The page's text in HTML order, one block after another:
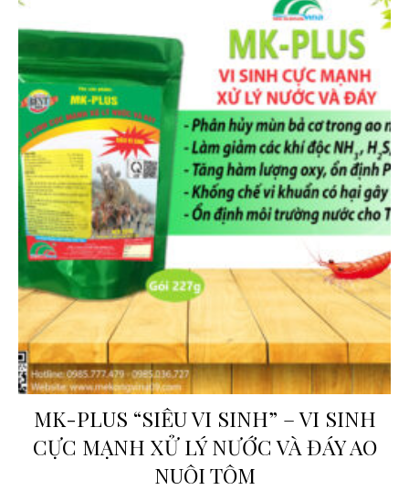
MK-PLUS “SIÊU VI SINH” – VI SINH
CỰC MẠNH XỬ LÝ NƯỚC VÀ ĐÁY AO
NUÔI TÔM